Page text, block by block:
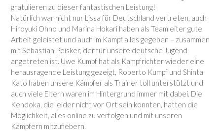
gratulieren zu dieser fantastischen Leistung!
Natürlich war nicht nur Lissa für Deutschland vertreten, auch
Hiroyuki Ohno und Marina Hokari haben als Teamleiter gute
Arbeit geleistet und auch im Kampf alles gegeben – zusammen
mit Sebastian Peisker, der für unsere deutsche Jugend
angetreten ist. Uwe Kumpf hat als Kampfrichter wieder eine
herausragende Leistung gezeigt, Roberto Kumpf und Shinta
Kato haben unsere Kämpfer als Trainer toll unterstützt und
auch viele Eltern waren im Hintergrund immer mit dabei. Die
Kendoka, die leider nicht vor Ort sein konnten, hatten die
Möglichkeit, alles online zu verfolgen und mit unseren
Kämpfern mitzufiebern.